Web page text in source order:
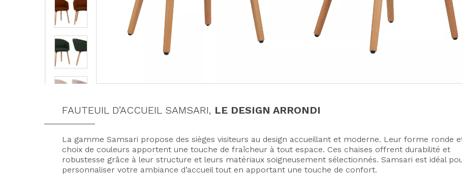
FAUTEUIL D’ACCUEIL SAMSARI, LE DESIGN ARRONDI
La gamme Samsari propose des sièges visiteurs au design accueillant et moderne. Leur forme ronde
choix de couleurs apportent une touche de fraîcheur à tout espace. Ces chaises offrent durabilité et
robustesse grâce à leur structure et leurs matériaux soigneusement sélectionnés. Samsari est idéal
personnaliser votre ambiance d’accueil tout en apportant une touche de confort.